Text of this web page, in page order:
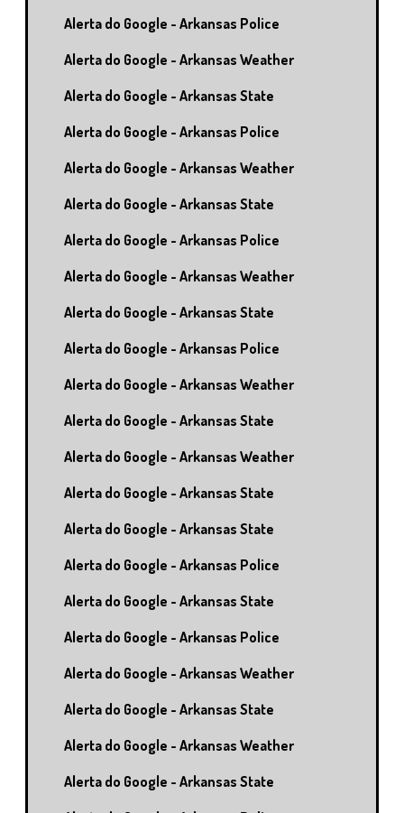
Alerta do Google - Arkansas Police
Alerta do Google - Arkansas Weather
Alerta do Google - Arkansas State
Alerta do Google - Arkansas Police
Alerta do Google - Arkansas Weather
Alerta do Google - Arkansas State
Alerta do Google - Arkansas Police
Alerta do Google - Arkansas Weather
Alerta do Google - Arkansas State
Alerta do Google - Arkansas Police
Alerta do Google - Arkansas Weather
Alerta do Google - Arkansas State
Alerta do Google - Arkansas Weather
Alerta do Google - Arkansas State
Alerta do Google - Arkansas State
Alerta do Google - Arkansas Police
Alerta do Google - Arkansas State
Alerta do Google - Arkansas Police
Alerta do Google - Arkansas Weather
Alerta do Google - Arkansas State
Alerta do Google - Arkansas Weather
Alerta do Google - Arkansas State